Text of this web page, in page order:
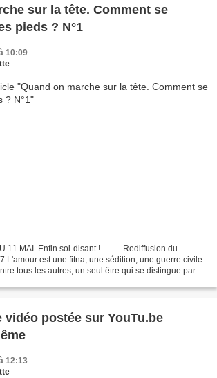
sur la tête. Comment se
pieds ? N°1
10:09
11 MAI. Enfin soi-disant ! ......... Rediffusion du
L'amour est une fitna, une sédition, une guerre civile.
tous les autres, un seul être qui se distingue par
vidéo postée sur YouTu.be
12:13